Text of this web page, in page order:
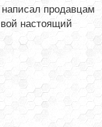
продавцам
настоящий